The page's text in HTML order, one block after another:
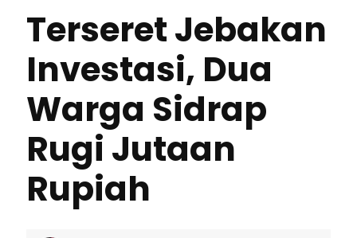
Terseret Jebakan
Investasi, Dua
Warga Sidrap
Rugi Jutaan
Rupiah